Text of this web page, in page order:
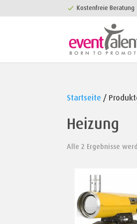
Kostenfreie Beratung
Startseite /
Heizung
Alle 2 Ergebnisse